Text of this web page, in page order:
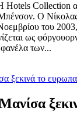
Collection
Ο
του
ως
των...